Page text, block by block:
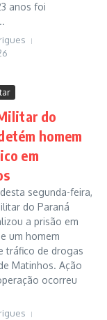
anos foi
do
homem
em
segunda-feira,
do Paraná
a prisão em
um homem
tráfico de drogas
Matinhos. Ação
ocorreu